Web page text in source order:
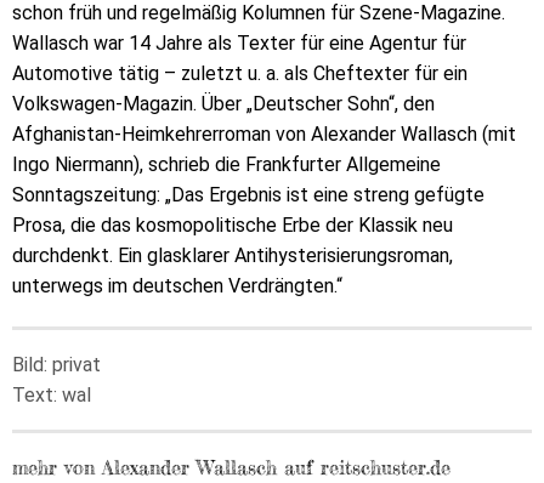
schon früh und regelmäßig Kolumnen für Szene-Magazine.
Wallasch war 14 Jahre als Texter für eine Agentur für
Automotive tätig – zuletzt u. a. als Cheftexter für ein
Volkswagen-Magazin. Über „Deutscher Sohn“, den
Afghanistan-Heimkehrerroman von Alexander Wallasch (mit
Ingo Niermann), schrieb die Frankfurter Allgemeine
Sonntagszeitung: „Das Ergebnis ist eine streng gefügte
Prosa, die das kosmopolitische Erbe der Klassik neu
durchdenkt. Ein glasklarer Antihysterisierungsroman,
unterwegs im deutschen Verdrängten.“
Bild: privat
Text: wal
mehr von Alexander Wallasch auf reitschuster.de